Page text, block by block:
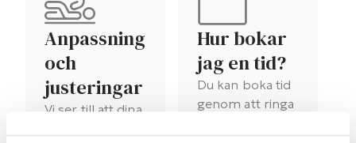
Anpassning
och
justeringar
Vi ser till att dina
Hur bokar
jag en tid?
Du kan boka tid
genom att ringa